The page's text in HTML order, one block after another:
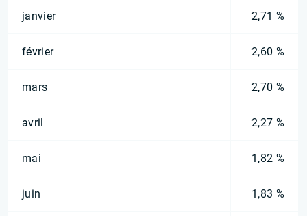
janvier 2,71 %
février 2,60 %
mars 2,70 %
avril 2,27 %
mai 1,82 %
juin 1,83 %